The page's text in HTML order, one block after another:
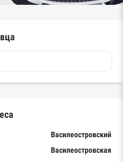
Василеостровский
Василеостровская